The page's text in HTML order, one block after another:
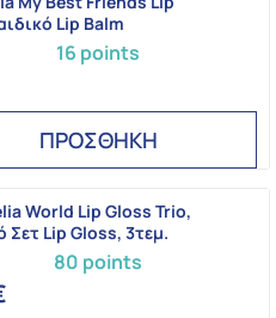
16 points
Lip Balm
ΠΡΟΣΘΗΚΗ
80 points
World Lip Gloss Trio,
Σετ Lip Gloss, 3τεμ.